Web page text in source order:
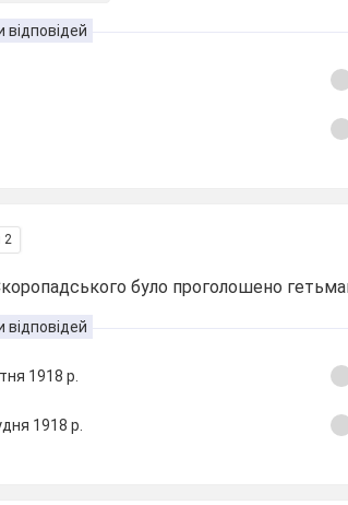
відповідей
2
було проголошено
відповідей
1918 р.
1918 р.